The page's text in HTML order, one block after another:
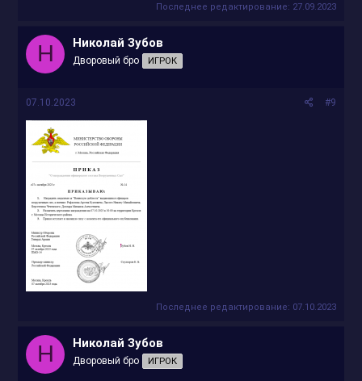
Последнее редактирование: 27.09.2023
Н Николай Зубов
Дворовый бро ИГРОК
07.10.2023 #9
Последнее редактирование: 07.10.2023
Н Николай Зубов
Дворовый бро ИГРОК